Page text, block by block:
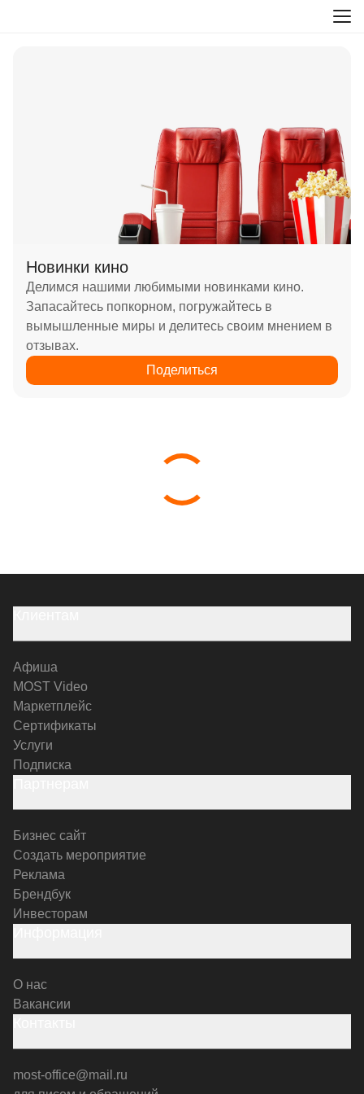
Новинки кино
Делимся нашими любимыми новинками кино.
Запасайтесь попкорном, погружайтесь в
вымышленные миры и делитесь своим мнением в
отзывах.
Поделиться
Афиша
MOST Video
Маркетплейс
Сертификаты
Услуги
Подписка
Бизнес сайт
Создать мероприятие
Реклама
Брендбук
Инвесторам
О нас
Вакансии
most-office@mail.ru